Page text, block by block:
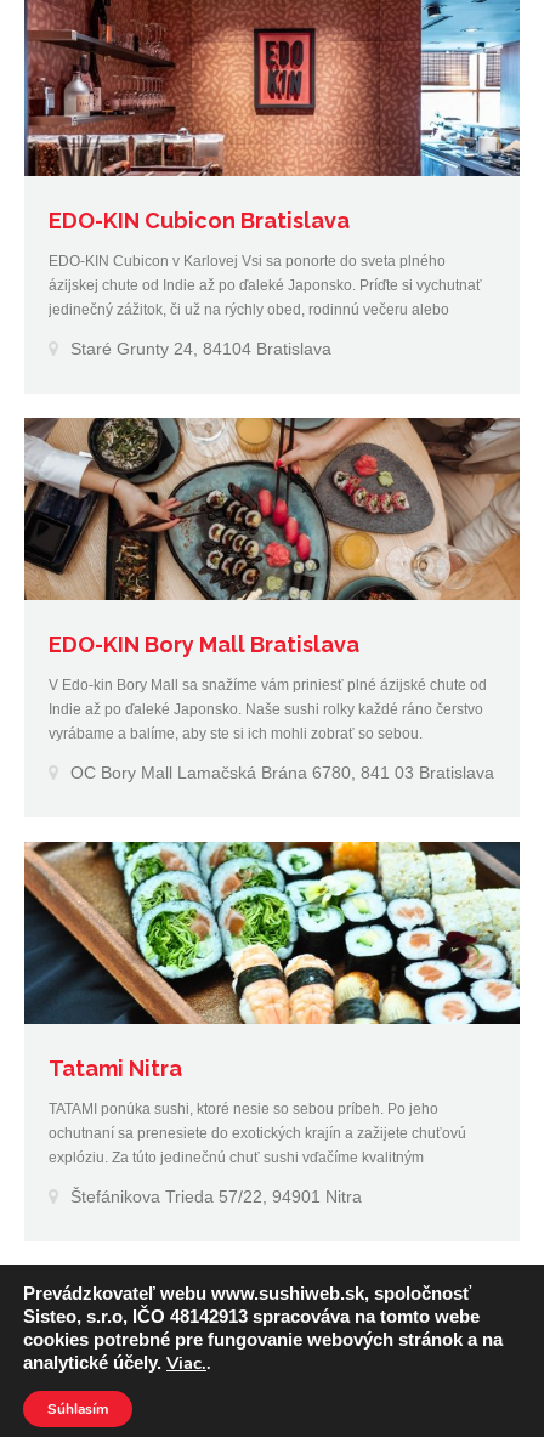
EDO-KIN Cubicon Bratislava
EDO-KIN Cubicon v Karlovej Vsi sa ponorte do sveta plného
ázijskej chute od Indie až po ďaleké Japonsko. Príďte si vychutnať
jedinečný zážitok, či už na rýchly obed, rodinnú večeru alebo
Staré Grunty 24, 84104 Bratislava
EDO-KIN Bory Mall Bratislava
V Edo-kin Bory Mall sa snažíme vám priniesť plné ázijské chute od
Indie až po ďaleké Japonsko. Naše sushi rolky každé ráno čerstvo
vyrábame a balíme, aby ste si ich mohli zobrať so sebou.
OC Bory Mall Lamačská Brána 6780, 841 03 Bratislava
Tatami Nitra
TATAMI ponúka sushi, ktoré nesie so sebou príbeh. Po jeho
ochutnaní sa prenesiete do exotických krajín a zažijete chuťovú
explóziu. Za túto jedinečnú chuť sushi vďačíme kvalitným
Štefánikova Trieda 57/22, 94901 Nitra
© AsiaFoodWeb.sk -
Prevádzkovateľ webu www.sushiweb.sk, spoločnosť
Sisteo, s.r.o, IČO 48142913 spracováva na tomto webe
cookies potrebné pre fungovanie webových stránok a na
analytické účely. Viac..
Súhlasím